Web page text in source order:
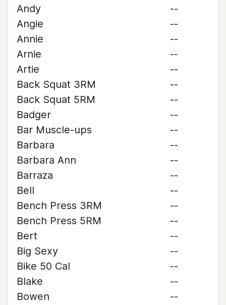
Andy
--
Angie
--
Annie
--
Arnie
--
Artie
--
Back Squat 3RM
--
Back Squat 5RM
--
Badger
--
Bar Muscle-ups
--
Barbara
--
Barbara Ann
--
Barraza
--
Bell
--
Bench Press 3RM
--
Bench Press 5RM
--
Bert
--
Big Sexy
--
Bike 50 Cal
--
Blake
--
Bowen
--